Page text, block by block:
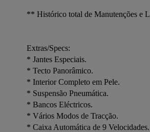
** Histórico total de Manutenções e
Extras/Specs:
* Jantes Especiais.
* Tecto Panorâmico.
* Interior Completo em Pele.
* Suspensão Pneumática.
* Bancos Eléctricos.
* Vários Modos de Tracção.
* Caixa Automática de 9 Velocidades.